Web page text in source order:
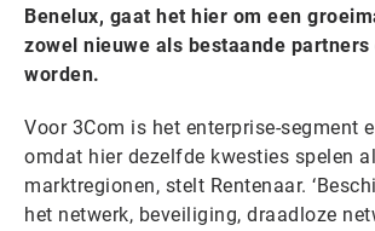
Benelux, gaat het hier om een
zowel nieuwe als bestaande
worden.
Voor 3Com is het enterprise-segment
omdat hier dezelfde kwesties spelen
marktregionen, stelt Rentenaar.
het netwerk, beveiliging, draadloze